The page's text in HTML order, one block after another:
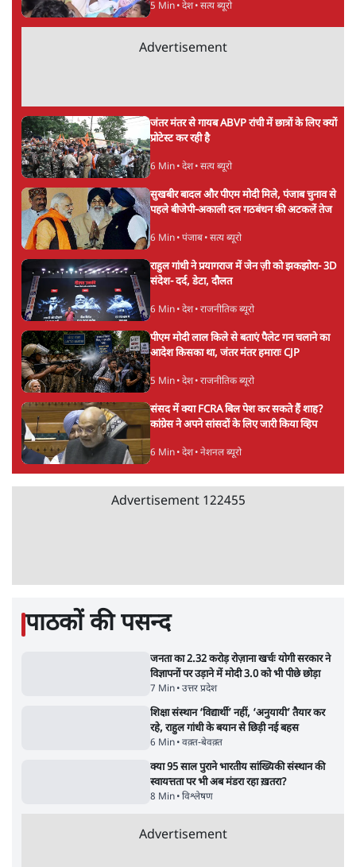
बेनतीजा, आंदोलन जारी
5 Min
प्रोटेस्ट कर रही है
6 Min•देश•सत्य ब्यूरो
पहले बीजेपी-अकाली दल गठबंधन की अटकलें तेज
6 Min•पंजाब• सत्य ब्यूरो
संदेश- दर्द, डेटा, दौलत
6 Min•देश•राजनीतिक ब्यूरो
आदेश किसका था, जंतर मंतर हमाराः CJP
5 Min• देश • राजनीतिक ब्यूरो
कांग्रेस ने अपने सांसदों के लिए जारी किया व्हिप
6 Min•देश•नेशनल ब्यूरो
पाठकों की पसन्द
जनता का 2.32 करोड़ रोज़ाना खर्चः योगी सरकार ने
विज्ञापनों पर उड़ाने में मोदी 3.0 को भी पीछे छोड़ा
7 Min•उत्तर प्रदेश
शिक्षा संस्थान ‘विद्यार्थी’ नहीं, ‘अनुयायी’ तैयार कर
रहे, राहुल गांधी के बयान से छिड़ी नई बहस
6 Min•वक़्त-बेवक़्त
क्या 95 साल पुराने भारतीय सांख्यिकी संस्थान की
8 Min•विश्लेषण